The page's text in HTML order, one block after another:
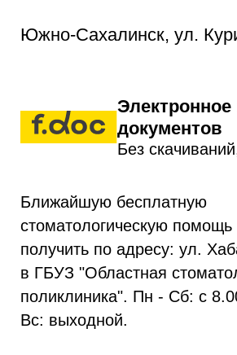
Южно-Cахалинск, ул.
документов
Без
Ближайшую бесплатную
стоматологическую
получить по адресу: ул.
в ГБУЗ "Областная
поликлиника". Пн - Сб: с
Вс: выходной.